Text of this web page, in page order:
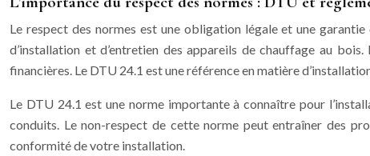
Le respect des normes est une obligation légale et une
d’installation et d’entretien des appareils de chauffage au
financières. Le DTU 24.1 est une référence en matière
Le DTU 24.1 est une norme importante à connaître pour
conduits. Le non-respect de cette norme peut entraîner des
conformité de votre installation.